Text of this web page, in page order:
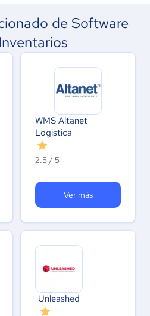
de Software
WMS Altanet
Logistica
2.5 / 5
Ver más
Unleashed